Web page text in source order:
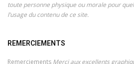
toute personne physique ou morale pour
l’usage du contenu de ce site.
REMERCIEMENTS
Remerciements Merci aux excellents